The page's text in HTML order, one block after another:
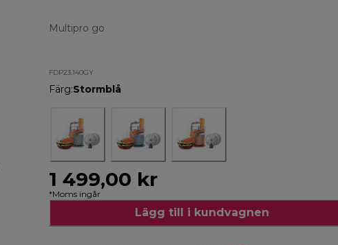
Multipro go
FDP23.140GY
Färg:Stormblå
1 499,00 kr
*Moms ingår
Lägg till i kundvagnen